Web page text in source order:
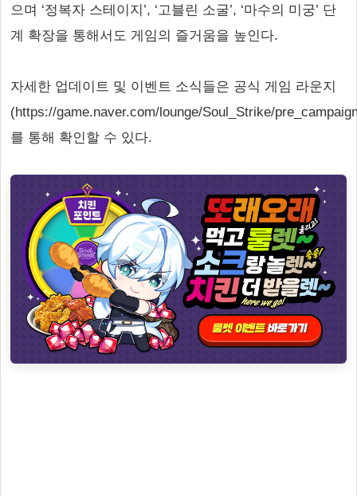
으며 ‘정복자 스테이지’, ‘고블린 소굴’, ‘마수의 미궁’ 단
계 확장을 통해서도 게임의 즐거움을 높인다.
자세한 업데이트 및 이벤트 소식들은 공식 게임 라운지
(https://game.naver.com/lounge/Soul_Strike/
를 통해 확인할 수 있다.